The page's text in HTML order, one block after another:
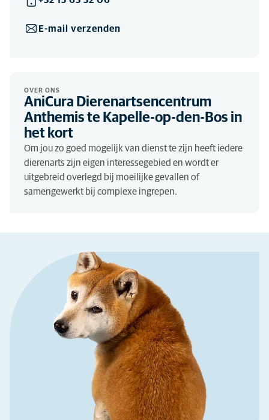
E-mail verzenden
OVER ONS
AniCura Dierenartsencentrum
Anthemis te Kapelle-op-den-Bos in
het kort
Om jou zo goed mogelijk van dienst te zijn heeft iedere
dierenarts zijn eigen interessegebied en wordt er
uitgebreid overlegd bij moeilijke gevallen of
samengewerkt bij complexe ingrepen.